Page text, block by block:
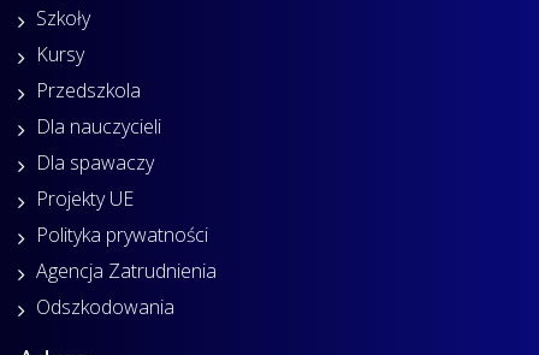
Szkoły
Kursy
Przedszkola
Dla nauczycieli
Dla spawaczy
Projekty UE
Polityka prywatności
Agencja Zatrudnienia
Odszkodowania